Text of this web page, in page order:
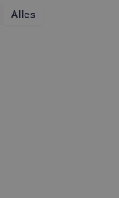
Alles